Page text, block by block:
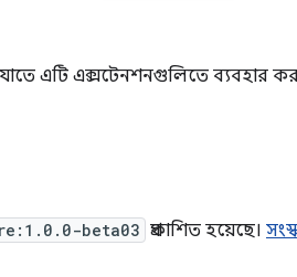
এটি এক্সটেনশনগুলিতে ব্যবহার
beta03 প্রকাশিত হয়েছে।